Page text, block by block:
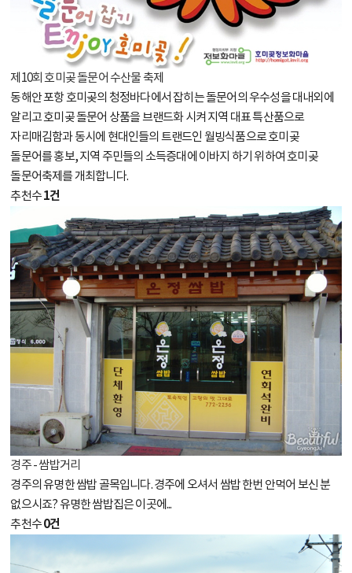
제10회 호미곶 돌문어 수산물 축제
동해안 포항 호미곶의 청정바다에서 잡히는 돌문어의 우수성을 대내외에
알리고 호미곶 돌문어 상품을 브랜드화 시켜 지역 대표 특산품으로
자리매김함과 동시에 현대인들의 트랜드인 월빙식품으로 호미곶
돌문어를 홍보, 지역 주민들의 소득증대에 이바지 하기 위하여 호미곶
돌문어축제를 개최합니다.
추천수1건
경주 - 쌈밥거리
경주의 유명한 쌈밥 골목입니다. 경주에 오셔서 쌈밥 한번 안먹어 보신 분
없으시죠? 유명한 쌈밥집은 이곳에...
추천수0건